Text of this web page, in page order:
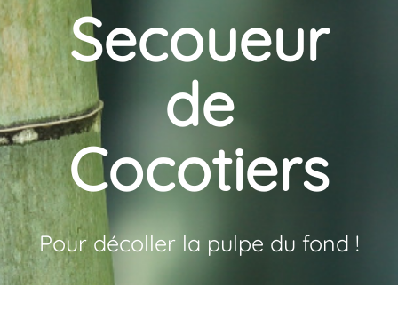
Secoueur
de
Cocotiers
Pour décoller la pulpe du fond !